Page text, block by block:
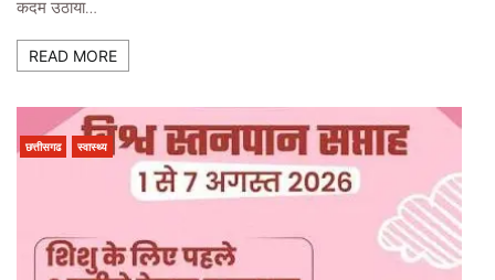
कदम उठाया…
READ MORE
छत्तीसगढ स्वास्थ्य